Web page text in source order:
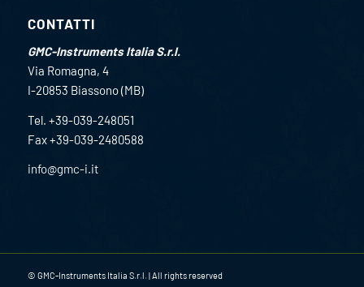
CONTATTI
GMC-Instruments Italia S.r.l.
Via Romagna, 4
I-20853 Biassono (MB)
Tel. +39-039-248051
Fax +39-039-2480588
info@gmc-i.it
© GMC-Instruments Italia S.r.l. | All rights reserved